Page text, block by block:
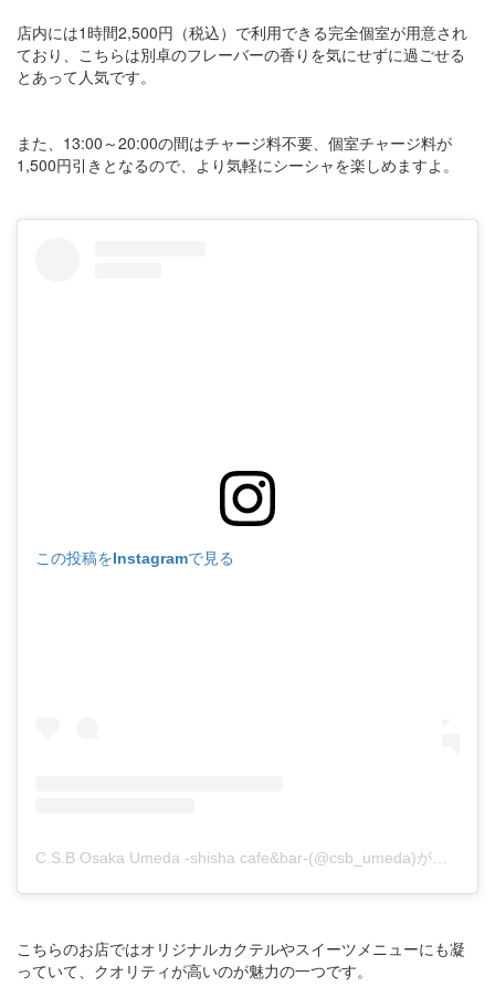
店内には1時間2,500円（税込）で利用できる完全個室が用意され
ており、こちらは別卓のフレーバーの香りを気にせずに過ごせる
とあって人気です。
また、13:00～20:00の間はチャージ料不要、個室チャージ料が
1,500円引きとなるので、より気軽にシーシャを楽しめますよ。
この投稿をInstagramで見る
こちらのお店ではオリジナルカクテルやスイーツメニューにも凝
っていて、クオリティが高いのが魅力の一つです。